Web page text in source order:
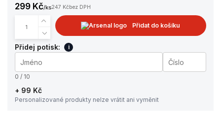
299 Kč/ks247 Kčbez DPH
Přidat do košíku
Přidej potisk: i
0 / 10
+ 99 Kč
Personalizované produkty nelze vrátit ani vyměnit